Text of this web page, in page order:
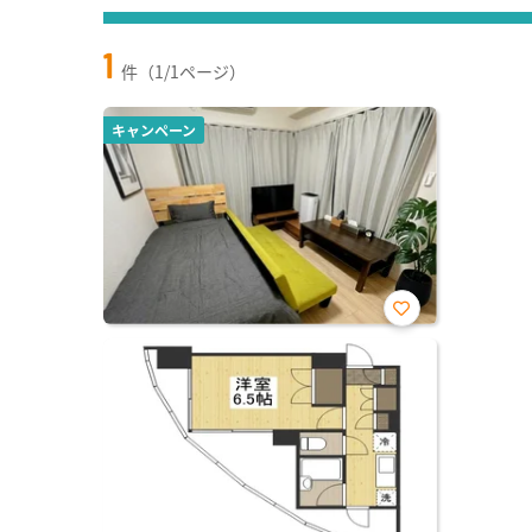
1 件（1/1ページ）
キャンペーン
お気
り登
録